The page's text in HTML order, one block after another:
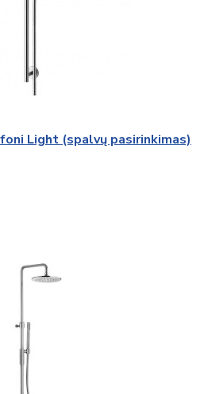
Light (spalvų pasirinkimas)